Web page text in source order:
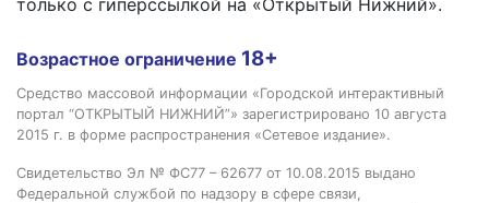
Возрастное ограничение 18+
Средство массовой информации «Городской интерактивный
портал “ОТКРЫТЫЙ НИЖНИЙ”» зарегистрировано 10 августа
2015 г. в форме распространения «Сетевое издание».
Свидетельство Эл № ФС77 – 62677 от 10.08.2015 выдано
Федеральной службой по надзору в сфере связи,